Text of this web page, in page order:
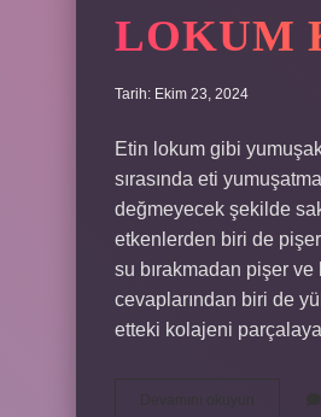
LOKUM
Tarih: Ekim 23, 2024
Etin lokum gibi
sırasında eti
değmeyecek şekilde
etkenlerden biri de
su bırakmadan pişer
cevaplarından biri de
etteki kolajeni